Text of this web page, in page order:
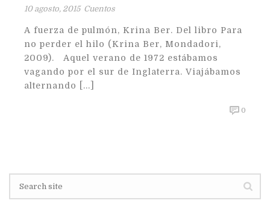
10 agosto, 2015 Cuentos
A fuerza de pulmón, Krina Ber. Del libro Para
no perder el hilo (Krina Ber, Mondadori,
2009). Aquel verano de 1972 estábamos
vagando por el sur de Inglaterra. Viajábamos
alternando [...]
0